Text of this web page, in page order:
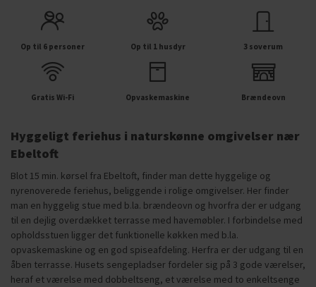
Op til 6 personer Op til 1 husdyr 3 soverum
Gratis Wi-Fi Opvaskemaskine Brændeovn
Hyggeligt feriehus i naturskønne omgivelser nær
Ebeltoft
Blot 15 min. kørsel fra Ebeltoft, finder man dette hyggelige og
nyrenoverede feriehus, beliggende i rolige omgivelser. Her finder
man en hyggelig stue med b.la. brændeovn og hvorfra der er udgang
til en dejlig overdækket terrasse med havemøbler. I forbindelse med
opholdsstuen ligger det funktionelle køkken med b.la.
opvaskemaskine og en god spiseafdeling. Herfra er der udgang til en
åben terrasse. Husets sengepladser fordeler sig på 3 gode værelser,
heraf et værelse med dobbeltseng, et værelse med to enkeltsenge